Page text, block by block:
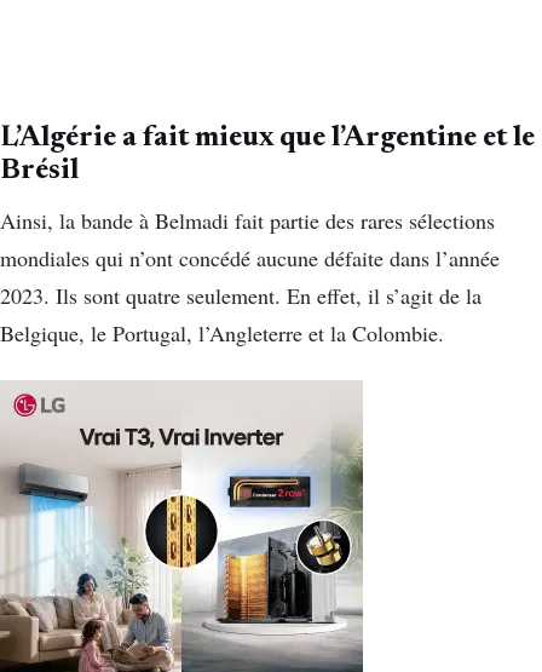
L’Algérie a fait mieux que l’Argentine et le
Brésil
Ainsi, la bande à Belmadi fait partie des rares sélections
mondiales qui n’ont concédé aucune défaite dans l’année
2023. Ils sont quatre seulement. En effet, il s’agit de la
Belgique, le Portugal, l’Angleterre et la Colombie.